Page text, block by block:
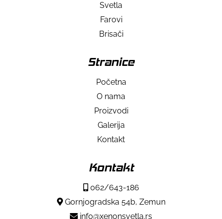
Svetla
Farovi
Brisači
Stranice
Početna
O nama
Proizvodi
Galerija
Kontakt
Kontakt
062/643-186
Gornjogradska 54b, Zemun
info@xenonsvetla.rs